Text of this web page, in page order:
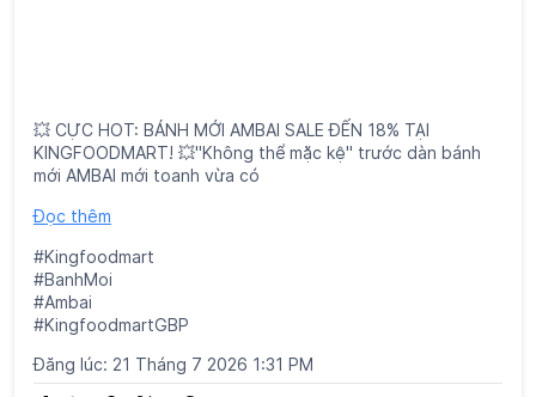
💥 CỰC HOT: BÁNH MỚI AMBAI SALE ĐẾN 18% TẠI
KINGFOODMART! 💥"Không thể mặc kệ" trước dàn bánh
mới AMBAI mới toanh vừa có
Đọc thêm
#Kingfoodmart
#BanhMoi
#Ambai
#KingfoodmartGBP
Đăng lúc: 21 Tháng 7 2026 1:31 PM